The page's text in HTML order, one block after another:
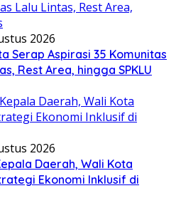
2026
Serap Aspirasi 35 Komunitas
Rest Area, hingga SPKLU
2026
Daerah, Wali Kota
Ekonomi Inklusif di